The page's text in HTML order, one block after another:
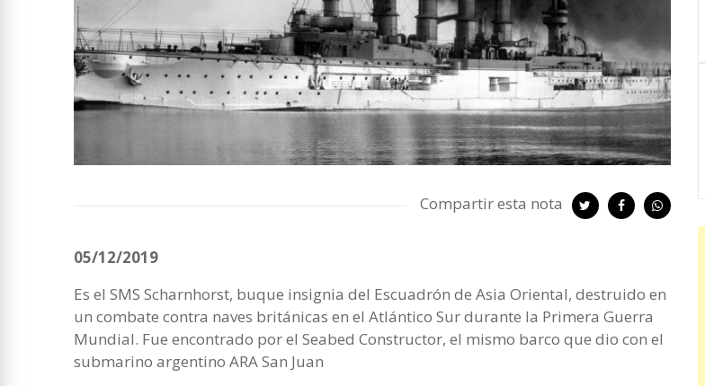
Compartir esta nota
05/12/2019
Es el SMS Scharnhorst, buque insignia del Escuadrón de Asia Oriental, destruido en
un combate contra naves británicas en el Atlántico Sur durante la Primera Guerra
Mundial. Fue encontrado por el Seabed Constructor, el mismo barco que dio con el
submarino argentino ARA San Juan